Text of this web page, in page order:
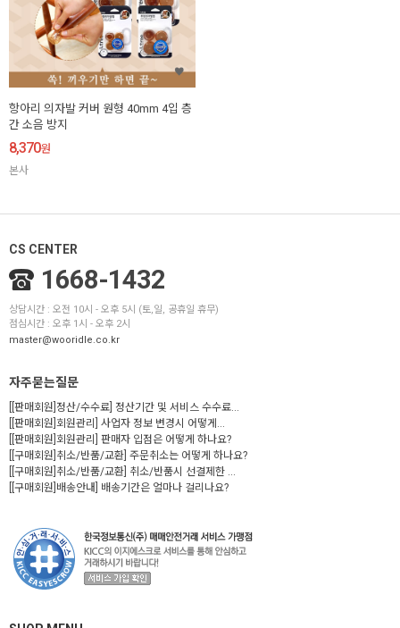
항아리 의자발 커버 원형 40mm 4입 층
간 소음 방지
8,370원
본사
CS CENTER
1668-1432
상담시간 : 오전 10시 - 오후 5시 (토,일, 공휴일 휴무)
점심시간 : 오후 1시 - 오후 2시
master@wooridle.co.kr
자주묻는질문
[[판매회원]정산/수수료] 정산기간 및 서비스 수수료...
[[판매회원]회원관리] 사업자 정보 변경시 어떻게...
[[판매회원]회원관리] 판매자 입점은 어떻게 하나요?
[[구매회원]취소/반품/교환] 주문취소는 어떻게 하나요?
[[구매회원]취소/반품/교환] 취소/반품시 선결제한 ...
[[구매회원]배송안내] 배송기간은 얼마나 걸리나요?